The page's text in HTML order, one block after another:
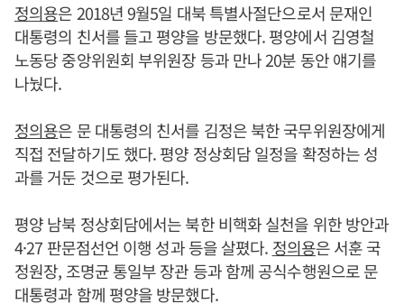
정의용은 2018년 9월5일 대북 특별사절단으로서 문재인
대통령의 친서를 들고 평양을 방문했다. 평양에서 김영철
노동당 중앙위원회 부위원장 등과 만나 20분 동안 얘기를
나눴다.
정의용은 문 대통령의 친서를 김정은 북한 국무위원장에게
직접 전달하기도 했다. 평양 정상회담 일정을 확정하는 성
과를 거둔 것으로 평가된다.
평양 남북 정상회담에서는 북한 비핵화 실천을 위한 방안과
4·27 판문점선언 이행 성과 등을 살폈다. 정의용은 서훈 국
정원장, 조명균 통일부 장관 등과 함께 공식수행원으로 문
대통령과 함께 평양을 방문했다.